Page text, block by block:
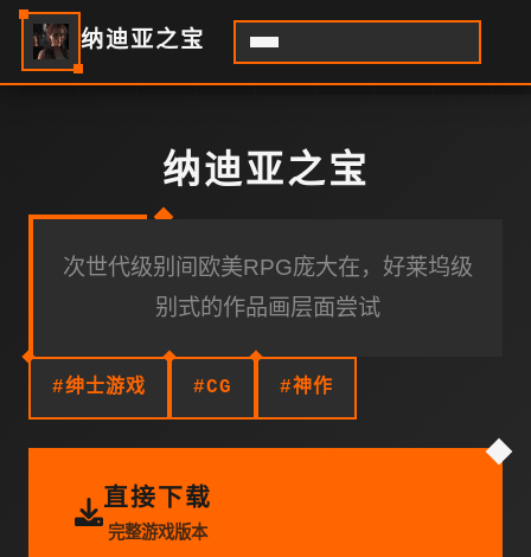
纳迪亚之宝
纳迪亚之宝
次世代级别间欧美RPG庞大在，好莱坞级
别式的作品画层面尝试
#绅士游戏 #CG #神作
直接下载
完整游戏版本